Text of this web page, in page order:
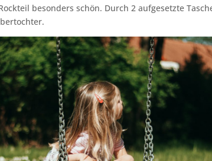
besonders schön. Durch 2 aufgesetzte